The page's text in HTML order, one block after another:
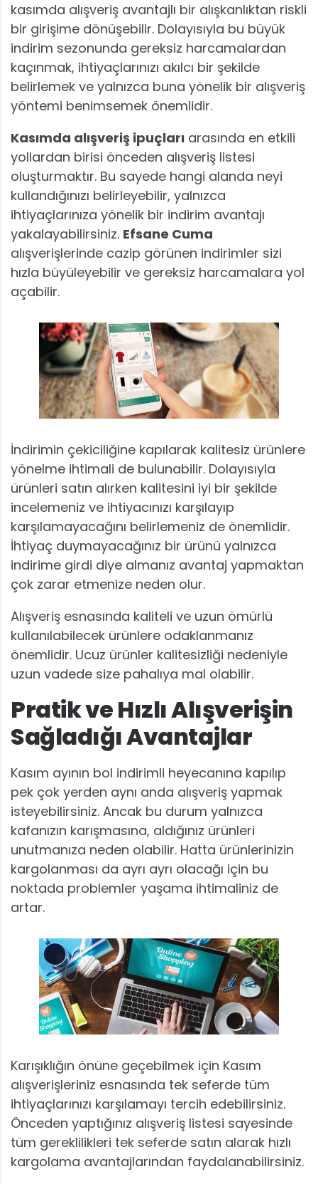
kasımda alışveriş avantajlı bir alışkanlıktan riskli
bir girişime dönüşebilir. Dolayısıyla bu büyük
indirim sezonunda gereksiz harcamalardan
kaçınmak, ihtiyaçlarınızı akılcı bir şekilde
belirlemek ve yalnızca buna yönelik bir alışveriş
yöntemi benimsemek önemlidir.
Kasımda alışveriş ipuçları arasında en etkili
yollardan birisi önceden alışveriş listesi
oluşturmaktır. Bu sayede hangi alanda neyi
kullandığınızı belirleyebilir, yalnızca
ihtiyaçlarınıza yönelik bir indirim avantajı
yakalayabilirsiniz. Efsane Cuma
alışverişlerinde cazip görünen indirimler sizi
hızla büyüleyebilir ve gereksiz harcamalara yol
açabilir.
İndirimin çekiciliğine kapılarak kalitesiz ürünlere
yönelme ihtimali de bulunabilir. Dolayısıyla
ürünleri satın alırken kalitesini iyi bir şekilde
incelemeniz ve ihtiyacınızı karşılayıp
karşılamayacağını belirlemeniz de önemlidir.
İhtiyaç duymayacağınız bir ürünü yalnızca
indirime girdi diye almanız avantaj yapmaktan
çok zarar etmenize neden olur.
Alışveriş esnasında kaliteli ve uzun ömürlü
kullanılabilecek ürünlere odaklanmanız
önemlidir. Ucuz ürünler kalitesizliği nedeniyle
uzun vadede size pahalıya mal olabilir.
Pratik ve Hızlı Alışverişin
Sağladığı Avantajlar
Kasım ayının bol indirimli heyecanına kapılıp
pek çok yerden aynı anda alışveriş yapmak
isteyebilirsiniz. Ancak bu durum yalnızca
kafanızın karışmasına, aldığınız ürünleri
unutmanıza neden olabilir. Hatta ürünlerinizin
kargolanması da ayrı ayrı olacağı için bu
noktada problemler yaşama ihtimaliniz de
artar.
Karışıklığın önüne geçebilmek için Kasım
alışverişleriniz esnasında tek seferde tüm
ihtiyaçlarınızı karşılamayı tercih edebilirsiniz.
Önceden yaptığınız alışveriş listesi sayesinde
tüm gereklilikleri tek seferde satın alarak hızlı
kargolama avantajlarından faydalanabilirsiniz.